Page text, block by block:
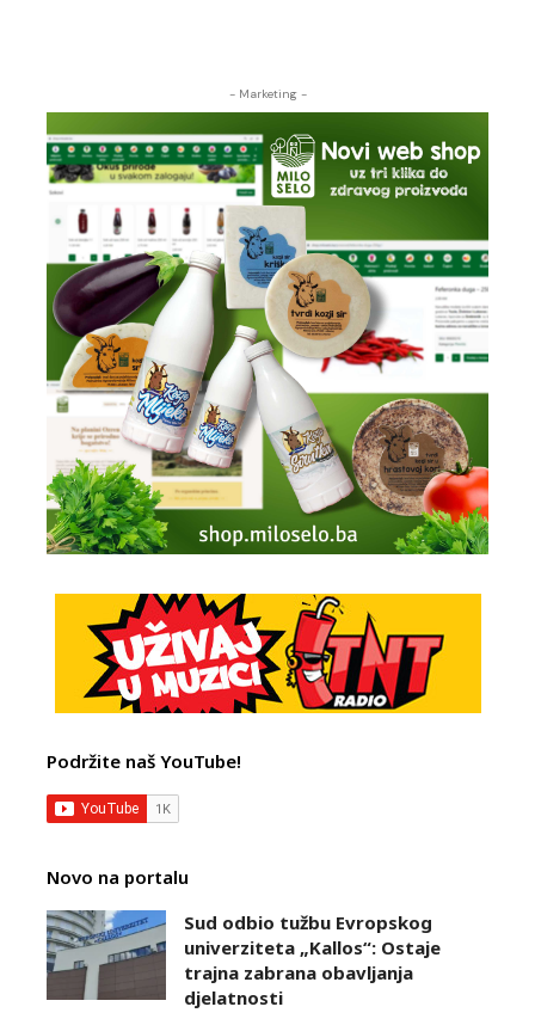
- Marketing -
Podržite naš YouTube!
Novo na portalu
Sud odbio tužbu Evropskog
univerziteta „Kallos“: Ostaje
trajna zabrana obavljanja
djelatnosti